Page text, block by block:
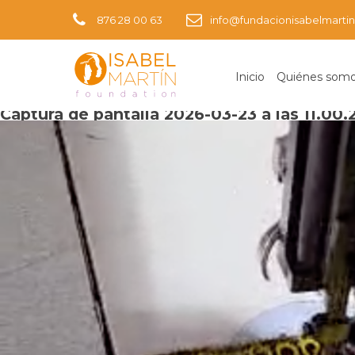
876 28 00 63
Inicio Quiénes
Imagen siguiente
Captura de pantalla 2026-03-23 a las